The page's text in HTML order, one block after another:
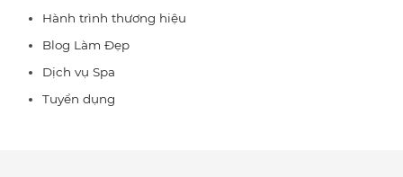
Hành trình thương hiệu
Blog Làm Đẹp
Dịch vụ Spa
Tuyển dụng